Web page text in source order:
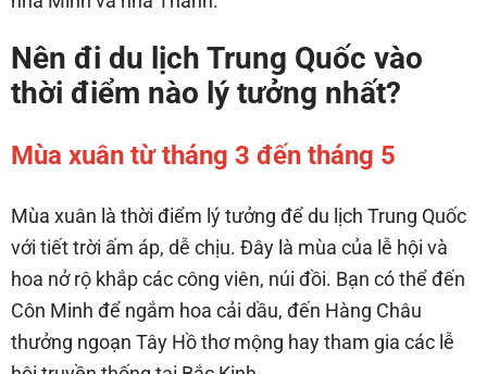
Nên đi du lịch Trung Quốc vào
thời điểm nào lý tưởng nhất?
Mùa xuân từ tháng 3 đến tháng 5
Mùa xuân là thời điểm lý tưởng để du lịch Trung Quốc
với tiết trời ấm áp, dễ chịu. Đây là mùa của lễ hội và
hoa nở rộ khắp các công viên, núi đồi. Bạn có thể đến
Côn Minh để ngắm hoa cải dầu, đến Hàng Châu
thưởng ngoạn Tây Hồ thơ mộng hay tham gia các lễ